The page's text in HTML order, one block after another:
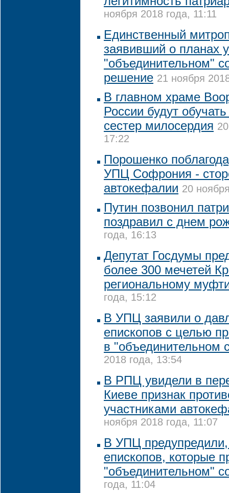
ноября 2018 года, 11:11
Единственный
заявивший о планах
"объединительном"
решение 21 ноября
В главном храме
России будут
сестер милосердия
17:22
Порошенко
УПЦ Софрония -
автокефалии 20
Путин позвонил
поздравил с днем
года, 16:13
Депутат Госдумы
более 300 мечетей
региональному
года, 15:12
В УПЦ заявили о
епископов с целью
в "объединительном
2018 года, 13:54
В РПЦ увидели в
Киеве признак
участниками
ноября 2018 года, 11:07
В УПЦ предупредили,
епископов, которые
"объединительном"
года, 11:04